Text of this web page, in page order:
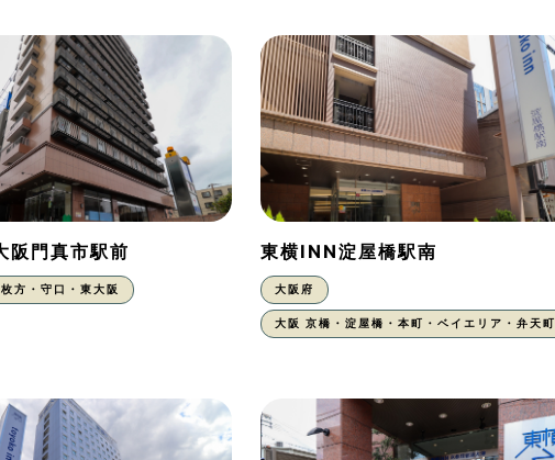
阪門真市駅前
枚方・守口・東大阪
東横INN淀屋橋駅南
大阪府
大阪 京橋・淀屋橋・本町・ベイエリア・弁天町